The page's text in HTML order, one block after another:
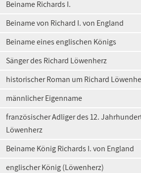
Beiname Richards I.
Beiname von Richard I. von England
Beiname eines englischen Königs
Sänger des Richard Löwenherz
historischer Roman um Richard
männlicher Eigenname
französischer Adliger des 12.
Löwenherz
Beiname König Richards I. von England
englischer König (Löwenherz)